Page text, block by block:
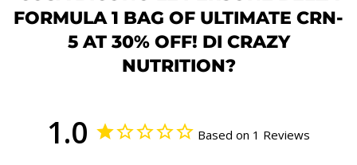
FORMULA 1 BAG OF ULTIMATE CRN-
5 AT 30% OFF! DI CRAZY
NUTRITION?
1.0 Based on 1 Reviews